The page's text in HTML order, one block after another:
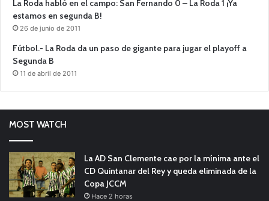
La Roda habló en el campo: San Fernando 0 – La Roda 1 ¡Ya
estamos en segunda B!
26 de junio de 2011
Fútbol.- La Roda da un paso de gigante para jugar el playoff a
Segunda B
11 de abril de 2011
MOST WATCH
La AD San Clemente cae por la mínima ante el
CD Quintanar del Rey y queda eliminada de la
Copa JCCM
Hace 2 horas